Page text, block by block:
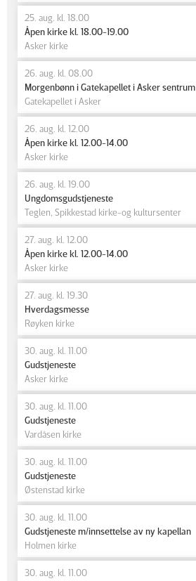
25. aug. kl. 18.00
Åpen kirke kl. 18.00-19.00
Asker kirke
26. aug. kl. 08.00
Morgenbønn i Gatekapellet i Asker sentrum
Gatekapellet i Asker
26. aug. kl. 12.00
Åpen kirke kl. 12.00-14.00
Asker kirke
26. aug. kl. 19.00
Ungdomsgudstjeneste
Teglen, Spikkestad kirke-og kultursenter
27. aug. kl. 12.00
Åpen kirke kl. 12.00-14.00
Asker kirke
27. aug. kl. 19.30
Hverdagsmesse
Røyken kirke
30. aug. kl. 11.00
Gudstjeneste
Asker kirke
30. aug. kl. 11.00
Gudstjeneste
Vardåsen kirke
30. aug. kl. 11.00
Gudstjeneste
Østenstad kirke
30. aug. kl. 11.00
Gudstjeneste m/innsettelse av ny kapellan
Holmen kirke
30. aug. kl. 11.00